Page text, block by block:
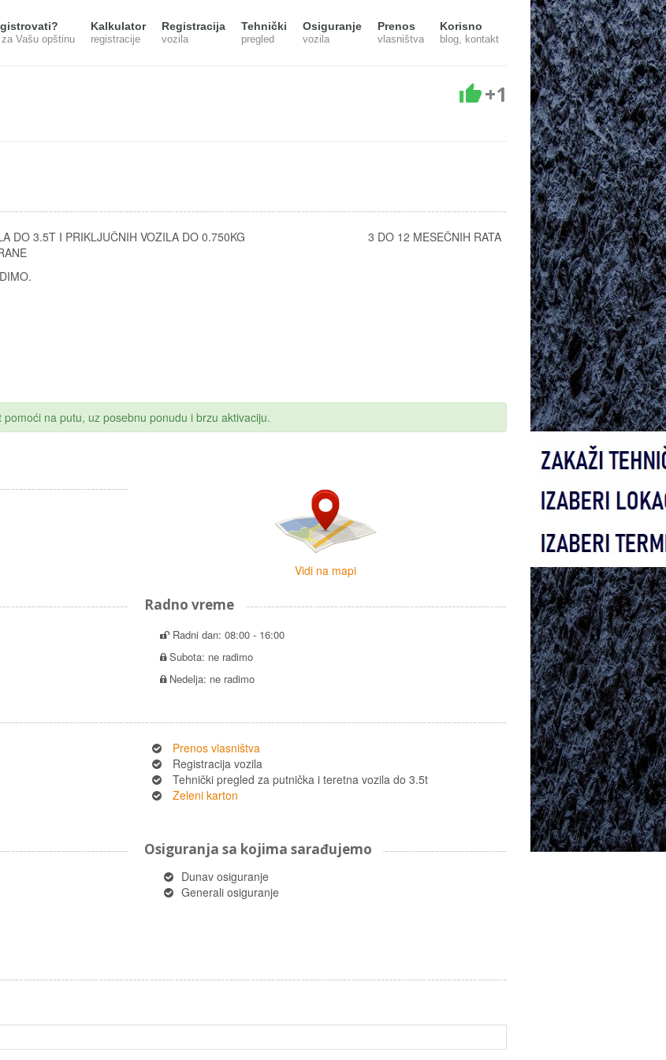
Vašu opštinu
Kalkulator
registracije
Registracija
vozila
Tehnički
pregled
Osiguranje
vozila
Prenos
vlasništva
Korisno
blog, kontakt
+1
VOILA DO 3.5T I PRIKLJUČNIH VOZILA DO 0.750KG 3 DO 12 MESEČNIH RATA
na putu, uz posebnu ponudu i brzu aktivaciju.
Vidi na mapi
Radno vreme
Radni dan: 08:00 - 16:00
Subota: ne radimo
Nedelja: ne radimo
Prenos vlasništva
Registracija vozila
Tehnički pregled za putnička i teretna vozila do 3.5t
Zeleni karton
Osiguranja sa kojima sarađujemo
Dunav osiguranje
Generali osiguranje